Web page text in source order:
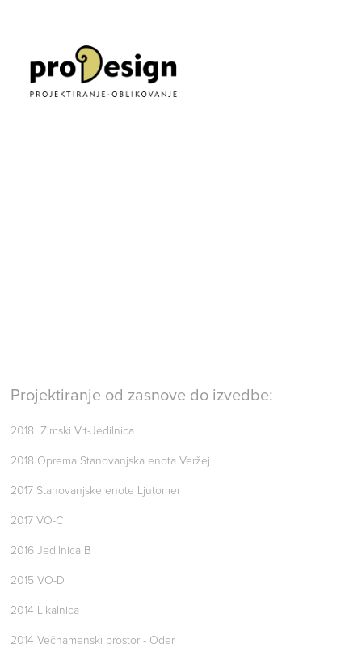
Projektiranje od zasnove do izvedbe:
2018 Zimski Vrt-Jedilnica
2018 Oprema Stanovanjska enota Veržej
2017 Stanovanjske enote Ljutomer
2017 VO-C
2016 Jedilnica B
2015 VO-D
2014 Likalnica
2014 Večnamenski prostor - Oder